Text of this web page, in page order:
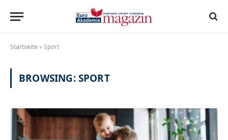
Startseite »Sport
BROWSING:SPORT